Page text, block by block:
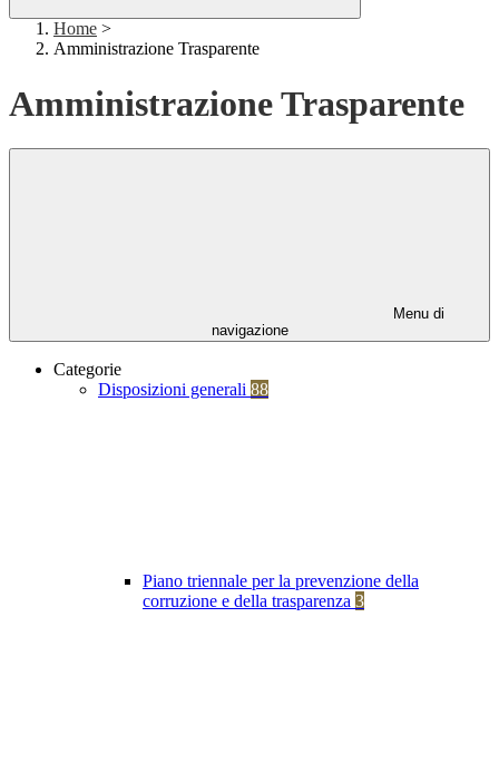
Home >
Amministrazione Trasparente
Amministrazione Trasparente
Menu di
navigazione
Categorie
Disposizioni generali 88
Piano triennale per la prevenzione della
corruzione e della trasparenza 3